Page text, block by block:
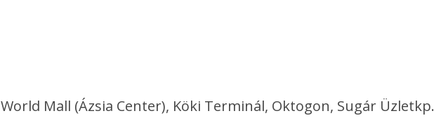
World Mall (Ázsia Center), Köki Terminál, Oktogon, Sugár Üzletkp.